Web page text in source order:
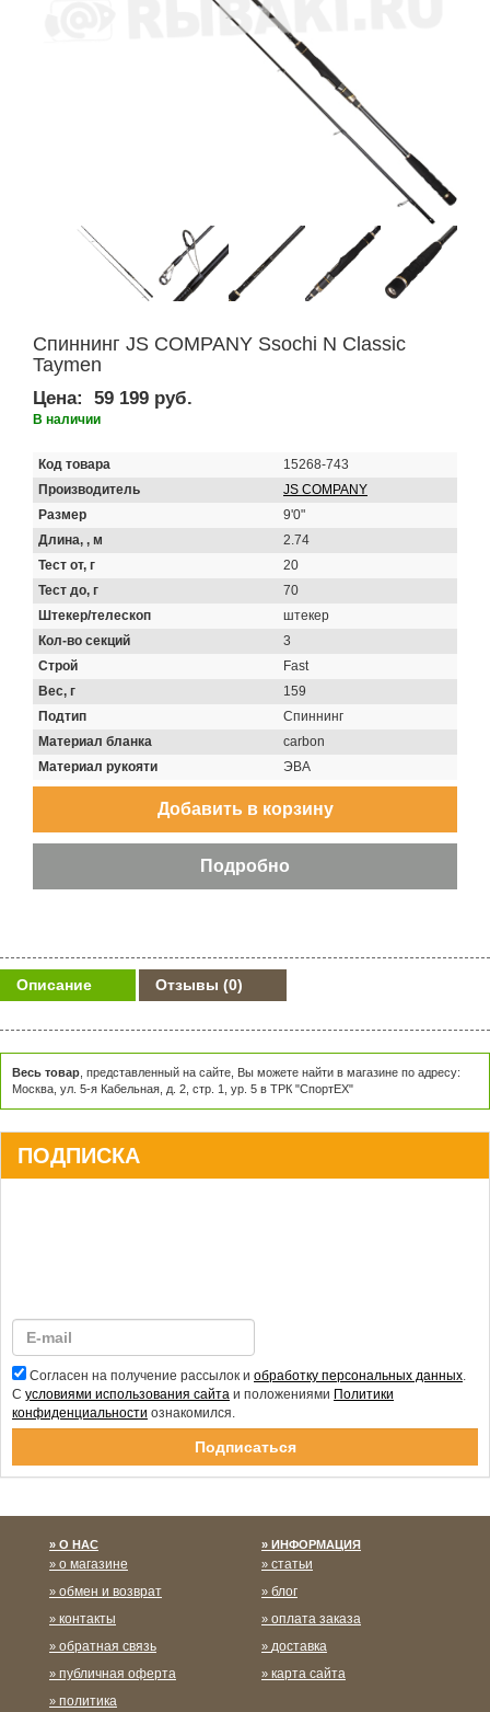
Спиннинг JS COMPANY Ssochi N Classic
Taymen
Цена: 59 199 руб.
В наличии
Код товара
15268-743
Производитель
JS COMPANY
Размер
9'0"
Длина, , м
2.74
Тест от, г
20
Тест до, г
70
Штекер/телескоп
штекер
Кол-во секций
3
Строй
Fast
Вес, г
159
Подтип
Спиннинг
Материал бланка
carbon
Материал рукояти
ЭВА
Описание Отзывы (0)
Весь товар , представленный на сайте, Вы можете найти в магазине по адресу:
Москва, ул. 5-я Кабельная, д. 2, стр. 1, ур. 5 в ТРК "СпортЕХ"
ПОДПИСКА
Согласен на получение рассылок и обработку персональных данных.
С условиями использования сайта и положениями Политики
конфиденциальности ознакомился.
О НАС
о магазине
обмен и возврат
контакты
обратная связь
публичная оферта
политика
ИНФОРМАЦИЯ
статьи
блог
оплата заказа
доставка
карта сайта